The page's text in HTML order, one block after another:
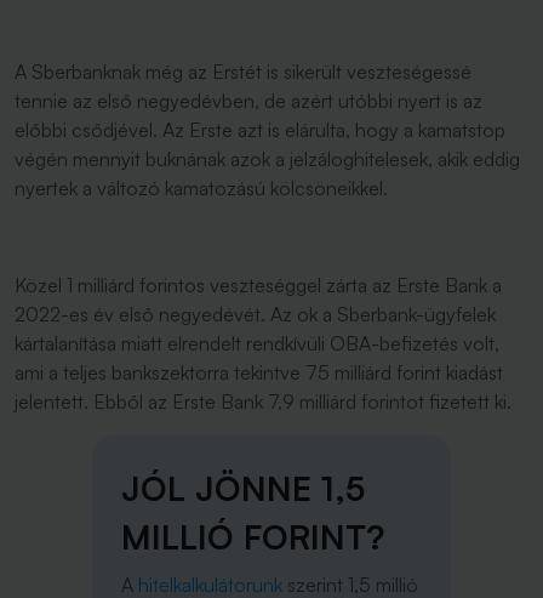
A Sberbanknak még az Erstét is sikerült veszteségessé
tennie az első negyedévben, de azért utóbbi nyert is az
előbbi csődjével. Az Erste azt is elárulta, hogy a kamatstop
végén mennyit buknának azok a jelzáloghitelesek, akik eddig
nyertek a változó kamatozású kölcsöneikkel.
Közel 1 milliárd forintos veszteséggel zárta az Erste Bank a
2022-es év első negyedévét. Az ok a Sberbank-ügyfelek
kártalanítása miatt elrendelt rendkívüli OBA-befizetés volt,
ami a teljes bankszektorra tekintve 75 milliárd forint kiadást
jelentett. Ebből az Erste Bank 7,9 milliárd forintot fizetett ki.
JÓL JÖNNE 1,5
MILLIÓ FORINT?
A hitelkalkulátorunk szerint 1,5 millió